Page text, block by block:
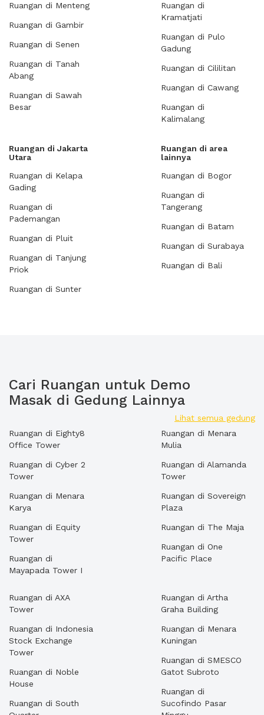
Ruangan di Menteng
Ruangan di Gambir
Ruangan di Senen
Ruangan di Tanah
Abang
Ruangan di Sawah
Besar
Ruangan di
Kramatjati
Ruangan di Pulo
Gadung
Ruangan di Cililitan
Ruangan di Cawang
Ruangan di
Kalimalang
Ruangan di Jakarta
Utara
Ruangan di Kelapa
Gading
Ruangan di
Pademangan
Ruangan di Pluit
Ruangan di Tanjung
Priok
Ruangan di Sunter
Ruangan di area
lainnya
Ruangan di Bogor
Ruangan di
Tangerang
Ruangan di Batam
Ruangan di Surabaya
Ruangan di Bali
Cari Ruangan untuk Demo
Masak di Gedung Lainnya
Lihat semua gedung
Ruangan di Eighty8
Office Tower
Ruangan di Cyber 2
Tower
Ruangan di Menara
Karya
Ruangan di Equity
Tower
Ruangan di
Mayapada Tower I
Ruangan di Menara
Mulia
Ruangan di Alamanda
Tower
Ruangan di Sovereign
Plaza
Ruangan di The Maja
Ruangan di One
Pacific Place
Ruangan di AXA
Tower
Ruangan di Indonesia
Stock Exchange
Tower
Ruangan di Noble
House
Ruangan di South
Ruangan di Artha
Graha Building
Ruangan di Menara
Kuningan
Ruangan di SMESCO
Gatot Subroto
Ruangan di
Sucofindo Pasar